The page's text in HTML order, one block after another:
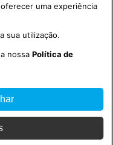
uma experiência
sua utilização.
a nossaPolítica de